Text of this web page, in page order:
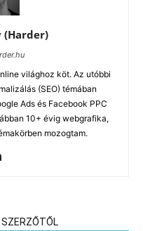
(Harder)
világhoz köt. Az utóbbi
(SEO) témában
Ads és Facebook PPC
10+ évig webgrafika,
mozogtam.